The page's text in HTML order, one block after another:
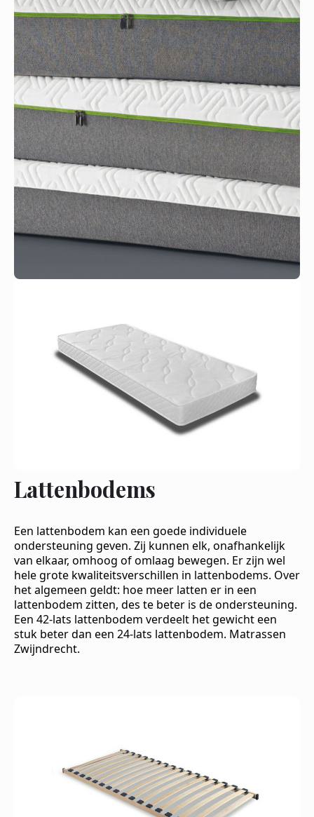
Lattenbodems
Een lattenbodem kan een goede individuele
ondersteuning geven. Zij kunnen elk, onafhankelijk
van elkaar, omhoog of omlaag bewegen. Er zijn wel
hele grote kwaliteitsverschillen in lattenbodems. Over
het algemeen geldt: hoe meer latten er in een
lattenbodem zitten, des te beter is de ondersteuning.
Een 42-lats lattenbodem verdeelt het gewicht een
stuk beter dan een 24-lats lattenbodem. Matrassen
Zwijndrecht.